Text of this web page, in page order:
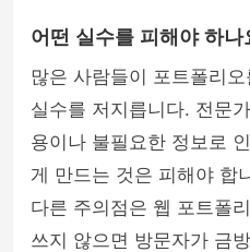
어떤 실수를 피해야 하나
많은 사람들이 포트폴리
실수를 저지릅니다. 전문
용이나 불필요한 정보로
게 만드는 것은 피해야 합
다른 주의점은 웹 포트폴
쓰지 않으면 방문자가 금